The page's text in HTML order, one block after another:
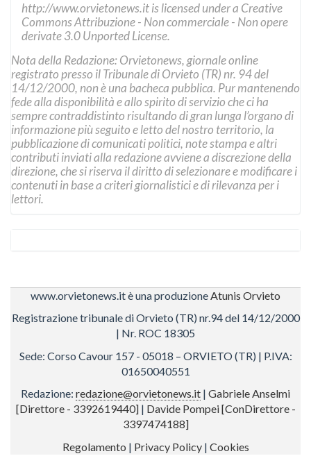
http://www.orvietonews.itis licensed under a Creative
Commons Attribuzione - Non commerciale - Non opere
derivate 3.0 Unported License.
Nota della Redazione: Orvietonews, giornale online
registrato presso il Tribunale di Orvieto (TR) nr. 94 del
14/12/2000, non è una bacheca pubblica. Pur mantenendo
fede alla disponibilità e allo spirito di servizio che ci ha
sempre contraddistinto risultando di gran lunga l’organo di
informazione più seguito e letto del nostro territorio, la
pubblicazione di comunicati politici, note stampa e altri
contributi inviati alla redazione avviene a discrezione della
direzione, che si riserva il diritto di selezionare e modificare i
contenuti in base a criteri giornalistici e di rilevanza per i
lettori.
www.orvietonews.it è una produzione Atunis Orvieto
Registrazione tribunale di Orvieto (TR) nr.94 del 14/12/2000
| Nr. ROC 18305
Sede: Corso Cavour 157 - 05018 – ORVIETO (TR) | P.IVA:
01650040551
Redazione: redazione@orvietonews.it | Gabriele Anselmi
[Direttore - 3392619440]| Davide Pompei [ConDirettore -
3397474188]
Regolamento | Privacy Policy| Cookies